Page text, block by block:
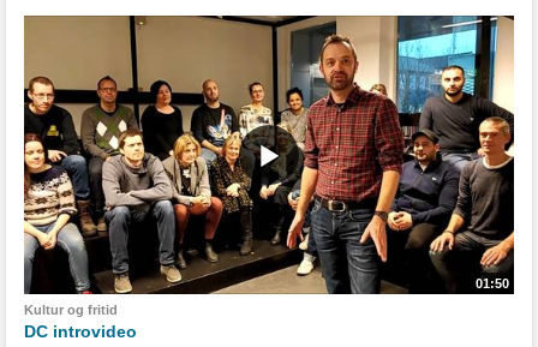
01:50
Kultur og fritid
DC introvideo